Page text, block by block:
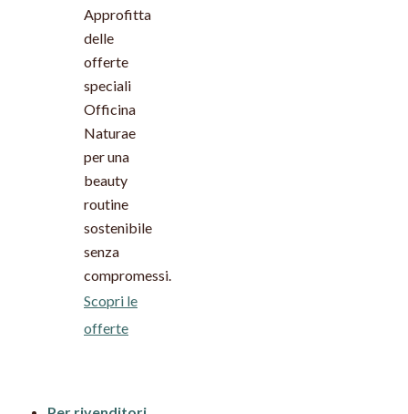
Approfitta
delle
offerte
speciali
Officina
Naturae
per una
beauty
routine
sostenibile
senza
compromessi.
Scopri le
offerte